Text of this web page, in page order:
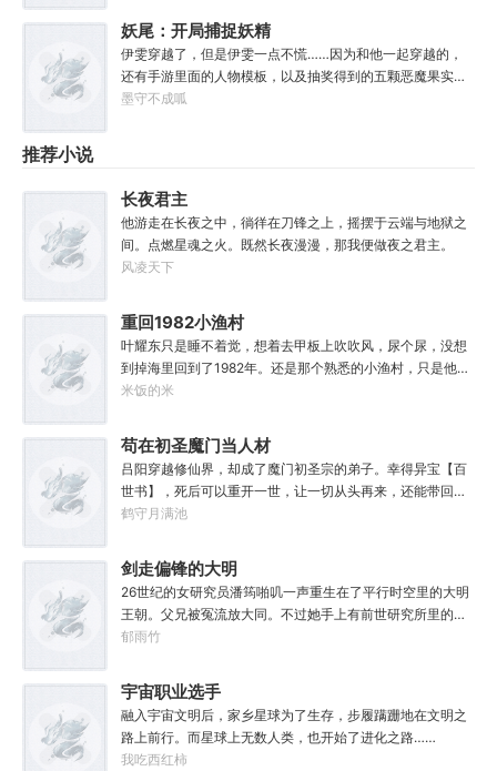
木，我的电脑又坏了，你再来帮我修修好不好。”“知木，我
想你了，给我一次机会好不好……”凌晨十二点收到信息的徐
知木陷入沉思。姑娘，怎么你成舔狗了？
妖尾：开局捕捉妖精
女王艾露莎
伊雯穿越了，但是伊雯一点不慌……因为和他一起穿越的，
还有手游里面的人物模板，以及抽奖得到的五颗恶魔果实。
伊雯自认自己可以依靠首充六块得到的特殊体质，以及背包
艾琳捕捉！
墨守不成呱
推荐小说
长夜君主
他游走在长夜之中，徜徉在刀锋之上，摇摆于云端与地狱之
间。点燃星魂之火。既然长夜漫漫，那我便做夜之君主。
风凌天下
重回1982小渔村
叶耀东只是睡不着觉，想着去甲板上吹吹风，尿个尿，没想
到掉海里回到了1982年。还是那个熟悉的小渔村，只是他已
经不是年轻时候的他了。混账了半辈子，这回他想好好来过
他也没什么大理想大志向，只想挽回遗憾，跟老婆好好过日
子，一家子平安喜乐就好。
米饭的米
苟在初圣魔门当人材
吕阳穿越修仙界，却成了魔门初圣宗的弟子。幸得异宝【百
世书】，死后可以重开一世，让一切从头再来，还能带回前
世的宝物，修为，寿命，甚至觉醒特殊的天赋。奈何次数有
定先在魔门苟住，一世世苦修，不成仙不出山，奈何魔门凶
险异常，遍地都是人材。第一世，吕阳惨遭师姐暗算。第二
世，好不容易反杀师姐，又遭师兄毒手。第三世，第四
世……直到百世之后，再回首，吕阳才发现自己已经成为了
一代魔道巨擘，初圣宗里最畜生的那一个。“魔门个个都是人
鹤守月满池
剑走偏锋的大明
26世纪的女研究员潘筠啪叽一声重生在了平行时空里的大明
王朝。父兄被冤流放大同。不过她手上有前世研究所里的镇
馆神器——灵境！为救家人，潘筠化身道观小道士，仗剑提
度牒。潘筠大剑拍上去：闭嘴，信不信扣你鱼仔。
郁雨竹
宇宙职业选手
融入宇宙文明后，家乡星球为了生存，步履蹒跚地在文明之
路上前行。而星球上无数人类，也开始了进化之路……
我吃西红柿